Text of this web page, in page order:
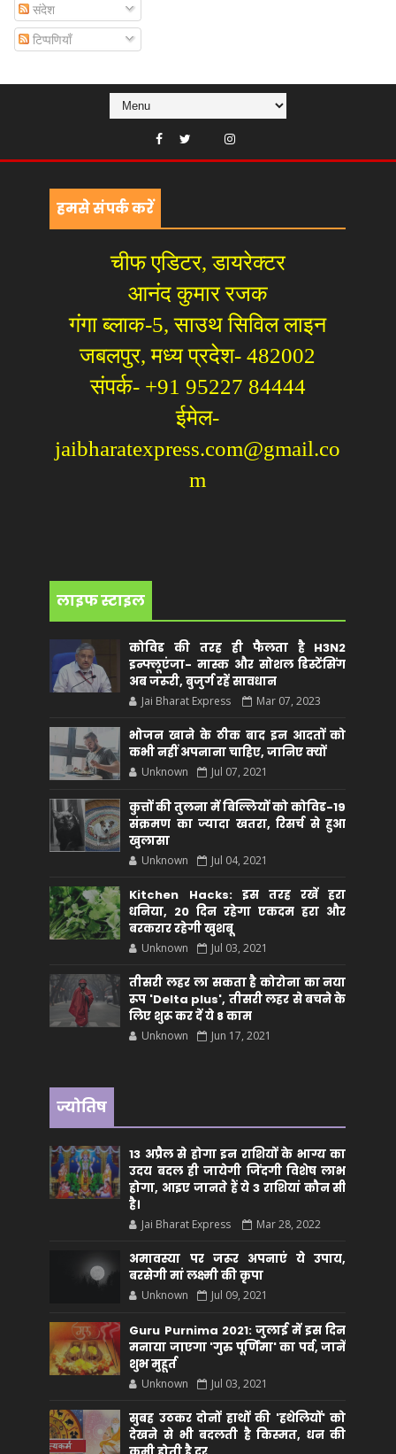
संदेश
टिप्पणियाँ
हमसे संपर्क करें
चीफ एडिटर, डायरेक्टर
आनंद कुमार रजक
गंगा ब्लाक-5, साउथ सिविल लाइन
जबलपुर, मध्य प्रदेश- 482002
संपर्क- +91 95227 84444
ईमेल-
jaibharatexpress.com@gmail.co
m
लाइफ स्टाइल
कोविड की तरह ही फैलता है H3N2
इन्फ्लूएंजा- मास्क और सोशल डिस्टेंसिंग
अब जरूरी, बुजुर्ग रहें सावधान
Jai Bharat Express Mar 07, 2023
भोजन खाने के ठीक बाद इन आदतों को
कभी नहीं अपनाना चाहिए, जानिए क्यों
Unknown Jul 07, 2021
कुत्तों की तुलना में बिल्लियों को कोविड-19
संक्रमण का ज्यादा खतरा, रिसर्च से हुआ
खुलासा
Unknown Jul 04, 2021
Kitchen Hacks: इस तरह रखें हरा
धनिया, 20 दिन रहेगा एकदम हरा और
बरकरार रहेगी खुशबू
Unknown Jul 03, 2021
तीसरी लहर ला सकता है कोरोना का नया
रूप 'Delta plus', तीसरी लहर से बचने के
लिए शुरू कर दें ये 8 काम
Unknown Jun 17, 2021
ज्योतिष
13 अप्रैल से होगा इन राशियों के भाग्य का
उदय बदल ही जायेगी जिंदगी विशेष लाभ
होगा, आइए जानते हैं ये 3 राशियां कौन सीं
है।
Jai Bharat Express Mar 28, 2022
अमावस्या पर जरूर अपनाएं ये उपाय,
बरसेगी मां लक्ष्मी की कृपा
Unknown Jul 09, 2021
Guru Purnima 2021: जुलाई में इस दिन
मनाया जाएगा 'गुरु पूर्णिमा' का पर्व, जानें
शुभ मुहूर्त
Unknown Jul 03, 2021
सुबह उठकर दोनों हाथों की 'हथेलियों' को
देखने से भी बदलती है किस्मत, धन की